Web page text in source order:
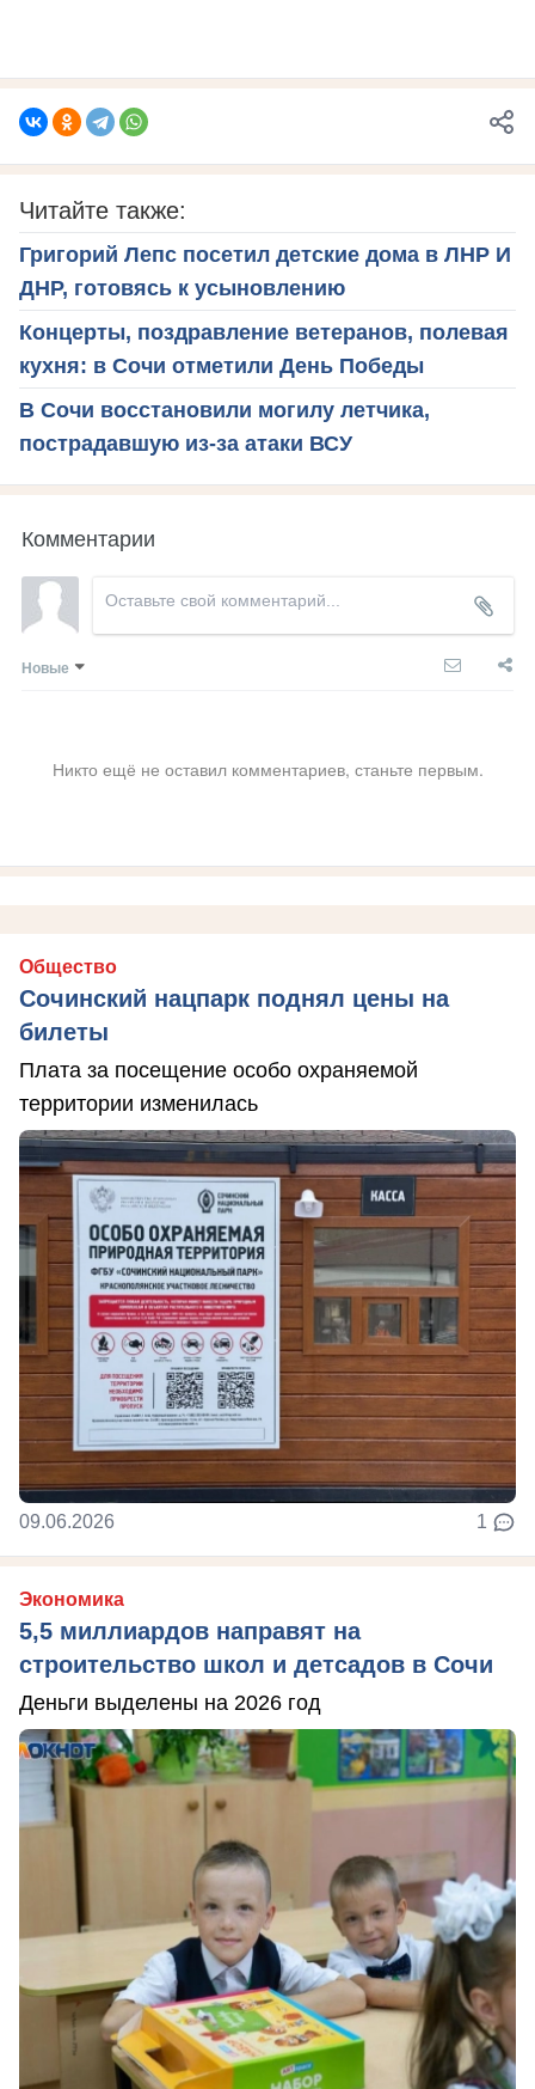
Читайте также:
Григорий Лепс посетил детские дома в ЛНР И
ДНР, готовясь к усыновлению
Концерты, поздравление ветеранов, полевая
кухня: в Сочи отметили День Победы
В Сочи восстановили могилу летчика,
пострадавшую из-за атаки ВСУ
Комментарии
Новые
Никто ещё не оставил комментариев, станьте первым.
Общество
Сочинский нацпарк поднял цены на
билеты
Плата за посещение особо охраняемой
территории изменилась
09.06.2026 1
Экономика
5,5 миллиардов направят на
строительство школ и детсадов в Сочи
Деньги выделены на 2026 год